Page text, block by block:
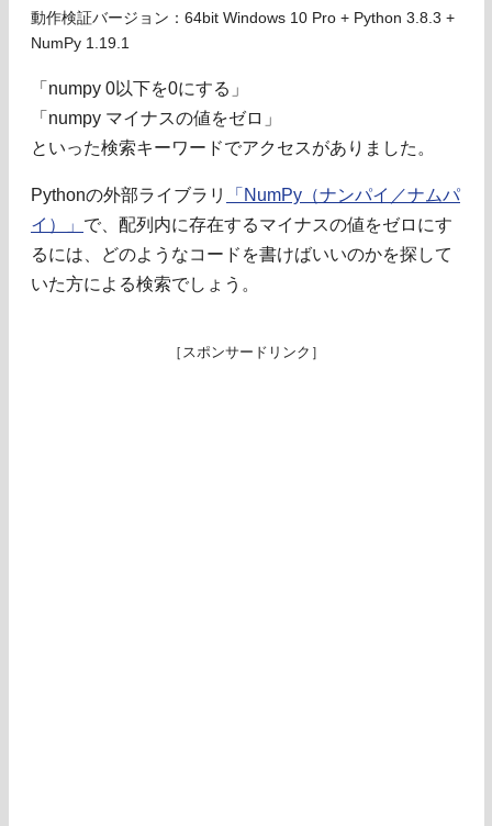
動作検証バージョン：64bit Windows 10 Pro + Python 3.8.3 +
NumPy 1.19.1
「numpy 0以下を0にする」
「numpy マイナスの値をゼロ」
といった検索キーワードでアクセスがありました。
Pythonの外部ライブラリ
「NumPy（ナンパイ／ナムパ
イ）」 で、配列内に存在するマイナスの値をゼロにす
るには、どのようなコードを書けばいいのかを探して
いた方による検索でしょう。
［スポンサードリンク］